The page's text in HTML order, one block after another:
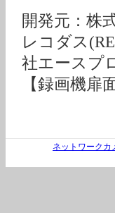
開発元：株
レコダス
社エースプ
【録画機扉
ネットワークカ